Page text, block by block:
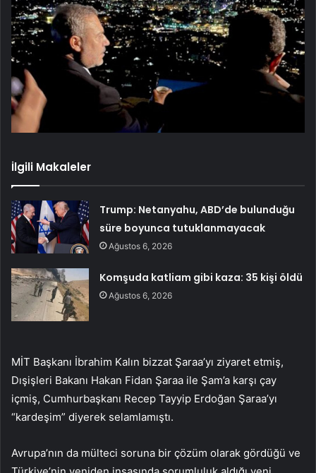
İlgili Makaleler
Trump: Netanyahu, ABD’de bulunduğu
süre boyunca tutuklanmayacak
Ağustos 6, 2026
Komşuda katliam gibi kaza: 35 kişi öldü
Ağustos 6, 2026
MİT Başkanı İbrahim Kalın bizzat Şaraa’yı ziyaret etmiş,
Dışişleri Bakanı Hakan Fidan Şaraa ile Şam’a karşı çay
içmiş, Cumhurbaşkanı Recep Tayyip Erdoğan Şaraa’yı
“kardeşim” diyerek selamlamıştı.
Avrupa’nın da mülteci soruna bir çözüm olarak gördüğü ve